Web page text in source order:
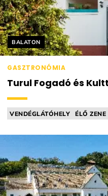
Helyszín címkék:
BALATON
GASZTRONÓMIA
Turul Fogadó és
VENDÉGLÁTÓHELY ÉLŐ ZENE